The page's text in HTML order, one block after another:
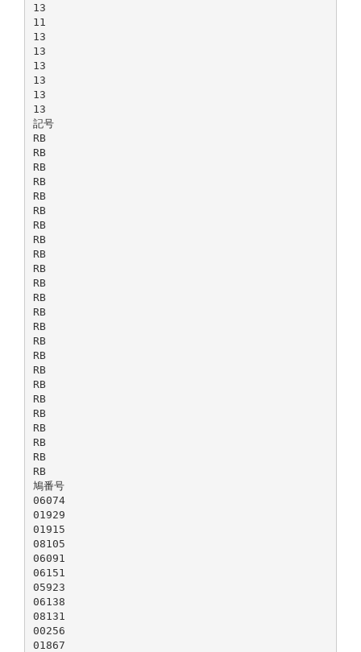
13
11
13
13
13
13
13
13
記号
RB
RB
RB
RB
RB
RB
RB
RB
RB
RB
RB
RB
RB
RB
RB
RB
RB
RB
RB
RB
RB
RB
RB
RB
鳩番号
06074
01929
01915
08105
06091
06151
05923
06138
08131
00256
01867